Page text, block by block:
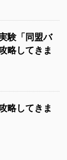
験「同盟バ
略してきま
略してきま